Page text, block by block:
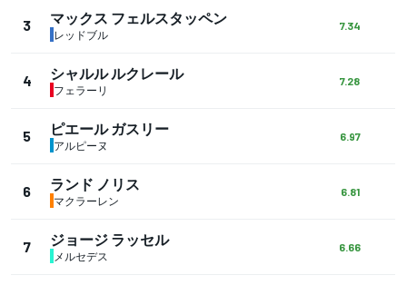
3 マックス フェルスタッペン
レッドブル
7.34
4 シャルル ルクレール
フェラーリ
7.28
5 ピエール ガスリー
アルピーヌ
6.97
6 ランド ノリス
マクラーレン
6.81
7 ジョージ ラッセル
メルセデス
6.66